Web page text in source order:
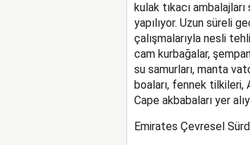
kulak tıkacı
yapılıyor. Uzun süreli
çalışmalarıyla nesli
cam kurbağalar,
su samurları, manta
boaları, fennek tilkileri,
Cape akbabaları yer
Emirates Çevresel